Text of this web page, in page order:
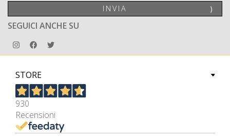
INVIA ⟩
SEGUICI ANCHE SU
STORE
930
Recensioni